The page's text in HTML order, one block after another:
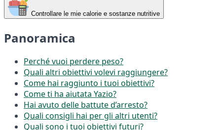
Controllare le mie calorie e sostanze nutritive
Panoramica
Perché vuoi perdere peso?
Quali altri obiettivi volevi raggiungere?
Come hai raggiunto i tuoi obiettivi?
Come ti ha aiutata Yazio?
Hai avuto delle battute d’arresto?
Quali consigli hai per gli altri utenti?
Quali sono i tuoi obiettivi futuri?